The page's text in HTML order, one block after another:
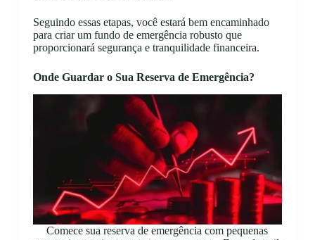
Seguindo essas etapas, você estará bem encaminhado
para criar um fundo de emergência robusto que
proporcionará segurança e tranquilidade financeira.
Onde Guardar o Sua Reserva de Emergência?
Comece sua reserva de emergência com pequenas